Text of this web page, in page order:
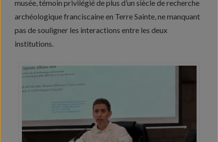
musée, témoin privilégié de plus d’un siècle de recherche
archéologique franciscaine en Terre Sainte, ne manquant
pas de souligner les interactions entre les deux
institutions.